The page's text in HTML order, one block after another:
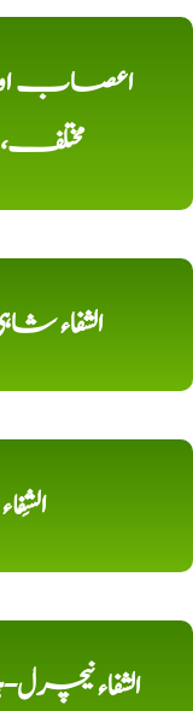
اعصاب اور
الشفاء
الشفاء